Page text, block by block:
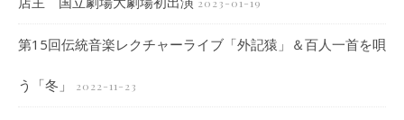
第15回伝統音楽レクチャーライブ「外記猿」＆百人一首を唄
う「冬」 2022-11-23